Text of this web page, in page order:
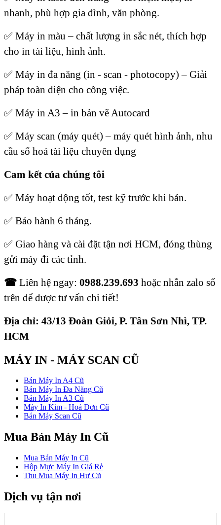
nhanh, phù hợp gia đình, văn phòng.
✅ Máy in màu – chất lượng in sắc nét, thích hợp
cho in tài liệu, hình ảnh.
✅ Máy in đa năng (in - scan - photocopy) – Giải
pháp toàn diện cho công việc.
✅ Máy in A3 – in bản vẽ Autocard
✅ Máy scan (máy quét) – máy quét hình ảnh, nhu
cầu số hoá tài liệu chuyên dụng
Cam kết của chúng tôi
✅ Máy hoạt động tốt, test kỹ trước khi bán.
✅ Bảo hành 6 tháng.
✅ Giao hàng và cài đặt tận nơi HCM, đóng thùng
gửi máy đi các tỉnh.
☎ Liên hệ ngay: 0988.239.693 hoặc nhắn zalo số
trên để được tư vấn chi tiết!
Địa chỉ: 43/13 Đoàn Giỏi, P. Tân Sơn Nhì, TP.
HCM
MÁY IN - MÁY SCAN CŨ
Bán Máy In A4 Cũ
Bán Máy In Đa Năng Cũ
Bán Máy In A3 Cũ
Máy In Kim - Hoá Đơn Cũ
Bán Máy Scan Cũ
Mua Bán Máy In Cũ
Mua Bán Máy In Cũ
Hộp Mực Máy In Giá Rẻ
Thu Mua Máy In Hư Cũ
Dịch vụ tận nơi